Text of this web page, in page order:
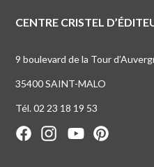
CENTRE CRISTEL
9 boulevard de la Tour
35400 SAINT-MALO
Tél. 02 23 18 19 53